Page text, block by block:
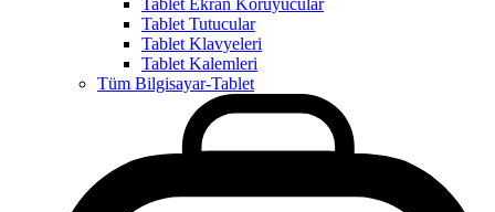
Tablet Ekran Koruyucular
Tablet Tutucular
Tablet Klavyeleri
Tablet Kalemleri
Tüm Bilgisayar-Tablet